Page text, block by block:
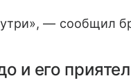
— сообщил
и его